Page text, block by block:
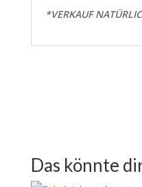
*VERKAUF
Das könnte